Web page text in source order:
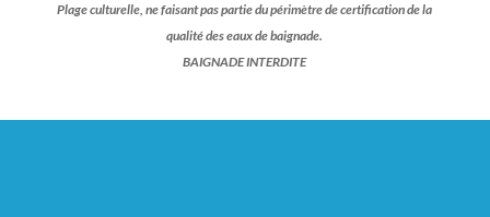
Plage culturelle, ne faisant pas partie du périmètre de certification de la
qualité des eaux de baignade.
BAIGNADE INTERDITE